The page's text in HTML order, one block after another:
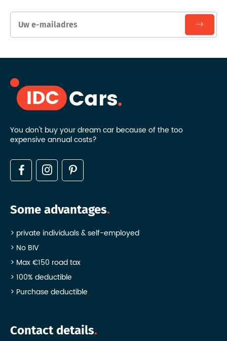
You don't buy your dream car because of the too
expensive annual costs?
Some advantages
private individuals & self-employed
No BIV
Max €150 road tax
100% deductible
Purchase deductible
Contact details